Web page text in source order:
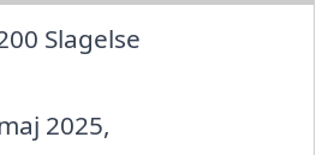
Slagelse
2025,